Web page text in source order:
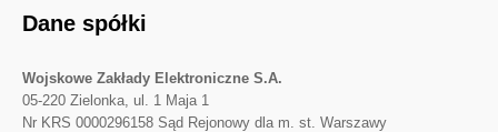
Dane spółki
Wojskowe Zakłady Elektroniczne S.A.
05-220 Zielonka, ul. 1 Maja 1
Nr KRS 0000296158 Sąd Rejonowy dla m. st. Warszawy